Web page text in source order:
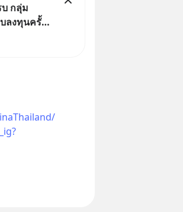
บ กลุ่ม
ลงทุนครั้ง
AI
วโลกยัง